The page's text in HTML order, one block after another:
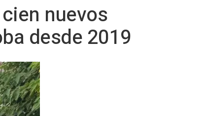
nuevos
desde 2019